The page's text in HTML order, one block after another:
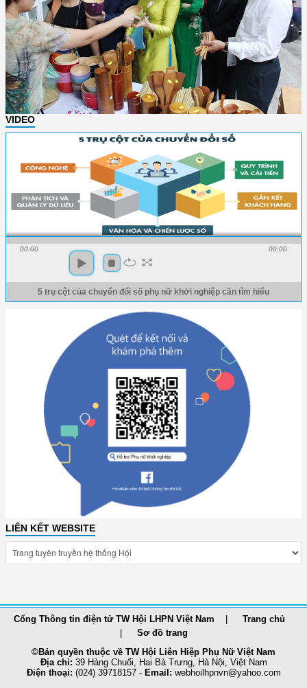
VIDEO
00:00 00:00
5 trụ cột của chuyển đổi số phụ nữ khởi nghiệp cần tìm hiểu
LIÊN KẾT WEBSITE
Cổng Thông tin điện tử TW Hội LHPN Việt Nam
Trang chủ
Sơ đồ trang
©Bản quyền thuộc về TW Hội Liên Hiệp Phụ Nữ Việt Nam
Địa chỉ: 39 Hàng Chuối, Hai Bà Trưng, Hà Nội, Việt Nam
Điện thoại: (024) 39718157 - Email: webhoilhpnvn@yahoo.com